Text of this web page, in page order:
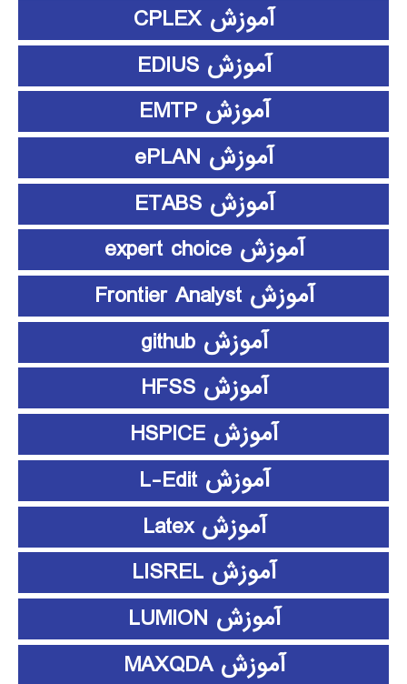
آموزش CPLEX
آموزش EDIUS
آموزش EMTP
آموزش ePLAN
آموزش ETABS
آموزش expert choice
آموزش Frontier Analyst
آموزش github
آموزش HFSS
آموزش HSPICE
آموزش L-Edit
آموزش Latex
آموزش LISREL
آموزش LUMION
آموزش MAXQDA